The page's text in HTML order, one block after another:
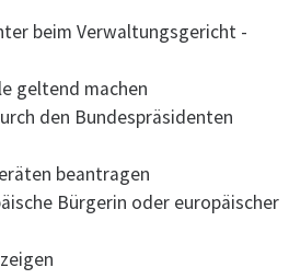
beim Verwaltungsgericht -
geltend machen
den Bundespräsidenten
beantragen
Bürgerin oder europäischer